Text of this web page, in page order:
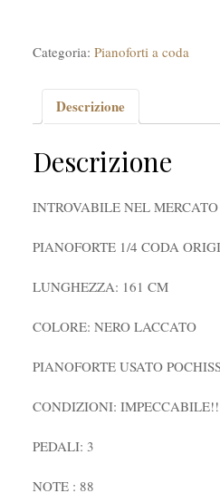
Categoria: Pianoforti a coda
Descrizione
Descrizione
INTROVABILE NEL MERCATO
PIANOFORTE 1/4 CODA
LUNGHEZZA: 161 CM
COLORE: NERO LACCATO
PIANOFORTE USATO
CONDIZIONI:
PEDALI: 3
NOTE : 88